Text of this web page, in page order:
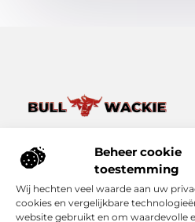
Beheer cookie
toestemming
Wij hechten veel waarde aan uw
cookies en vergelijkbare
website gebruikt en om waardevolle
het op
Verken een breed scala aan blogs
informeren en verrijken, van